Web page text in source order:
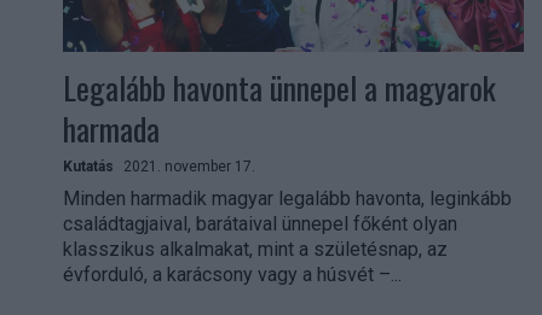
Legalább havonta ünnepel a magyarok
harmada
Kutatás 2021. november 17.
Minden harmadik magyar legalább havonta, leginkább
családtagjaival, barátaival ünnepel főként olyan
klasszikus alkalmakat, mint a születésnap, az
évforduló, a karácsony vagy a húsvét –...